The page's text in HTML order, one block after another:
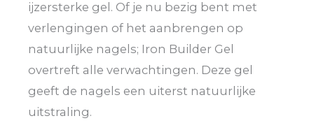
ijzersterke gel. Of je nu bezig bent met
verlengingen of het aanbrengen op
natuurlijke nagels; Iron Builder Gel
overtreft alle verwachtingen. Deze gel
geeft de nagels een uiterst natuurlijke
uitstraling.